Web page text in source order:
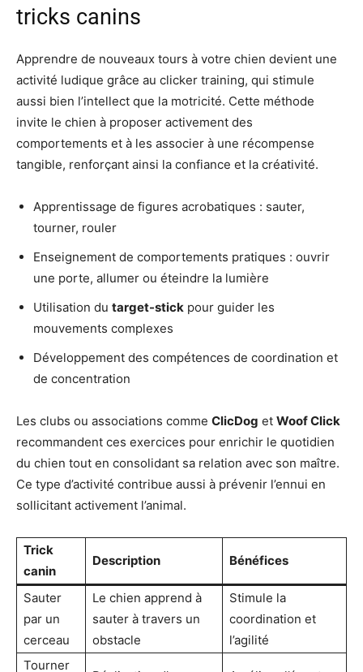
tricks canins
Apprendre de nouveaux tours à votre chien devient une
activité ludique grâce au clicker training, qui stimule
aussi bien l’intellect que la motricité. Cette méthode
invite le chien à proposer activement des
comportements et à les associer à une récompense
tangible, renforçant ainsi la confiance et la créativité.
Apprentissage de figures acrobatiques : sauter,
tourner, rouler
Enseignement de comportements pratiques : ouvrir
une porte, allumer ou éteindre la lumière
Utilisation du target-stick pour guider les
mouvements complexes
Développement des compétences de coordination et
de concentration
Les clubs ou associations comme ClicDog et Woof Click
recommandent ces exercices pour enrichir le quotidien
du chien tout en consolidant sa relation avec son maître.
Ce type d’activité contribue aussi à prévenir l’ennui en
sollicitant activement l’animal.
Trick
canin
Description Bénéfices
Sauter
par un
cerceau
Le chien apprend à
sauter à travers un
obstacle
Stimule la
coordination et
l’agilité
Tourner